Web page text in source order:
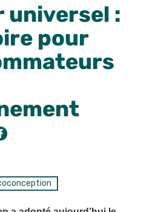
universel :
pour